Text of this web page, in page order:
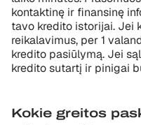
kontaktinę ir finansinę
tavo kredito istorijai. Jei
reikalavimus, per 1
kredito pasiūlymą. Jei
kredito sutartį ir pinigai
Kokie greitos